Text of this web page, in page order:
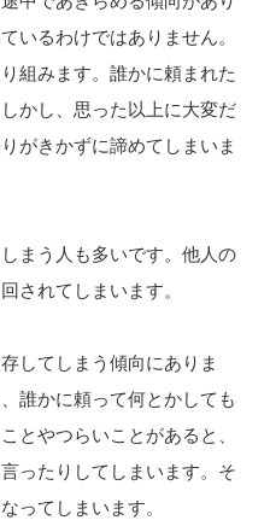
いるわけではありません。
組みます。誰かに頼まれた
かし、思った以上に大変だ
がきかずに諦めてしまいま
まう人も多いです。他人の
されてしまいます。
してしまう傾向にありま
誰かに頼って何とかしても
とやつらいことがあると、
ったりしてしまいます。そ
ってしまいます。